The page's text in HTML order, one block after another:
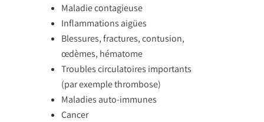
Maladie contagieuse
Inflammations aigües
Blessures, fractures, contusion,
œdèmes, hématome
Troubles circulatoires importants
(par exemple thrombose)
Maladies auto-immunes
Cancer